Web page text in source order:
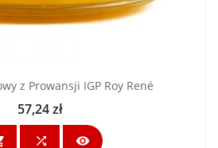
z Prowansji IGP Roy René
Cena
57,24 zł
 